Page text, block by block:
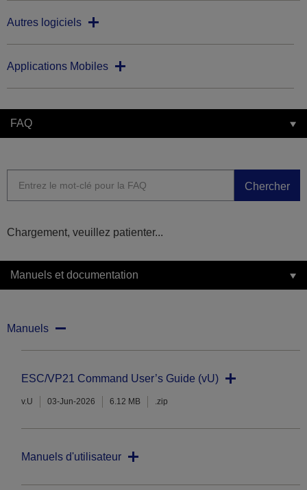
Autres logiciels
Applications Mobiles
FAQ
Chercher
Chargement, veuillez patienter...
Manuels et documentation
Manuels
ESC/VP21 Command User’s Guide (vU)
v.U 03-Jun-2026 6.12 MB .zip
Manuels d'utilisateur